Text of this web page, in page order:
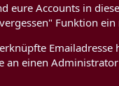
eure Accounts in
Funktion ein
an einen